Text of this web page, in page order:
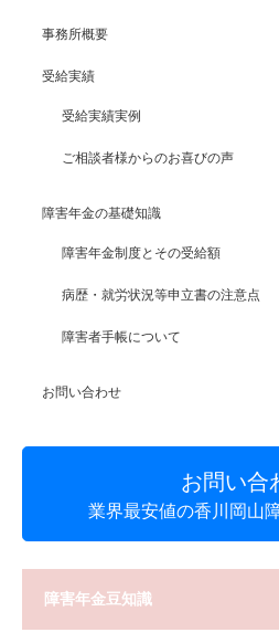
事務所概要
受給実績
受給実績実例
ご相談者様からのお喜びの声
障害年金の基礎知識
障害年金制度とその受給額
病歴・就労状況等申立書の注意点
障害者手帳について
お問い合わせ
お問い合
業界最安値の香川岡山
障害年金豆知識